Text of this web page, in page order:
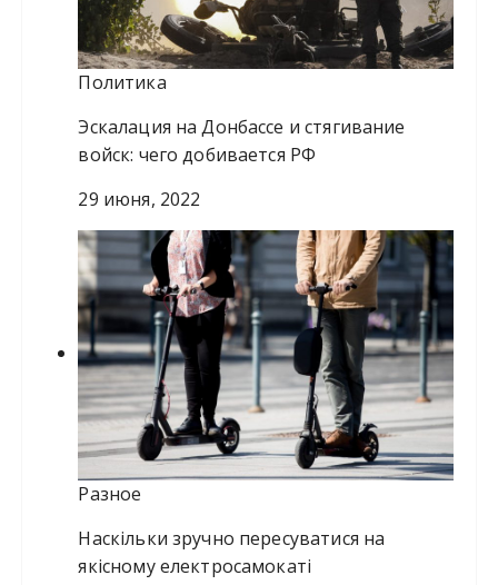
Политика
Эскалация на Донбассе и стягивание
войск: чего добивается РФ
29 июня, 2022
Разное
Наскільки зручно пересуватися на
якісному електросамокаті